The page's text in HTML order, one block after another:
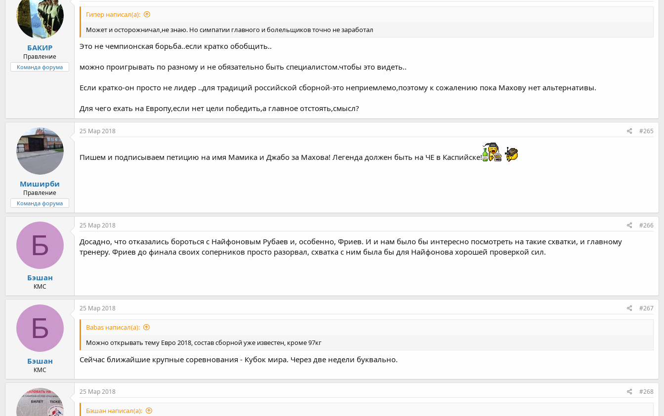
БАКИР
Правление
Команда форума
Гипер написал(а):
Может и осторожничал,не знаю. Но симпатии главного и болельщиков точно не заработал
Это не чемпионская борьба..если кратко обобщить..
можно проигрывать по разному и не обязательно быть специалистом.чтобы это видеть..
Если кратко-он просто не лидер ..для традиций российской сборной-это неприемлемо,поэтому к сожалению пока Махову нет альтернативы.
Для чего ехать на Европу,если нет цели победить,а главное отстоять,смысл?
Миширби
Правление
Команда форума
25 Мар 2018 #265
Пишем и подписываем петицию на имя Мамика и Джабо за Махова! Легенда должен быть на ЧЕ в Каспийске!
Б
Бэшан
КМС
25 Мар 2018 #266
Досадно, что отказались бороться с Найфоновым Рубаев и, особенно, Фриев. И и нам было бы интересно посмотреть на такие схватки, и главному
тренеру. Фриев до финала своих соперников просто разорвал, схватка с ним была бы для Найфонова хорошей проверкой сил.
Б
Бэшан
КМС
25 Мар 2018 #267
Babas написал(а):
Можно открывать тему Евро 2018, состав сборной уже известен, кроме 97кг
Сейчас ближайшие крупные соревнования - Кубок мира. Через две недели буквально.
25 Мар 2018 #268
Бэшан написал(а):